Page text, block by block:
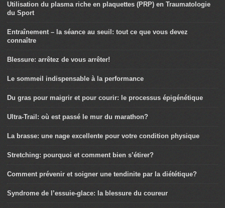
Utilisation du plasma riche en plaquettes (PRP) en Traumatologie
du Sport
Entraînement – la séance au seuil: tout ce que vous devez
connaître
Blessure: arrêtez de vous arrêter!
Le sommeil indispensable à la performance
Du gras pour maigrir et pour courir: le processus épigénétique
Ultra-Trail: où est passé le mur du marathon?
La brasse: une nage excellente pour votre condition physique
Stretching: pourquoi et comment bien s’étirer?
Comment prévenir et soigner une tendinite par la diététique?
Syndrome de l’essuie-glace: la blessure du coureur